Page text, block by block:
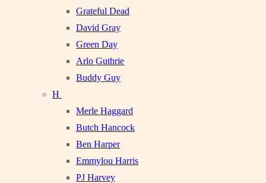
Grateful Dead
David Gray
Green Day
Arlo Guthrie
Buddy Guy
H
Merle Haggard
Butch Hancock
Ben Harper
Emmylou Harris
PJ Harvey